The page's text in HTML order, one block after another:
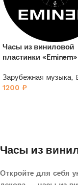
Часы из виниловой
пластинки «Eminem»
Зарубежная музыка,
1200 ₽
Часы из
Откройте для себя